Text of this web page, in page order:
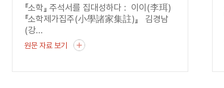
『소학』 주석서를 집대성하다 : 이이(李珥)
『소학제가집주(小學諸家集註)』 김경남
(강...
원문 자료 보기